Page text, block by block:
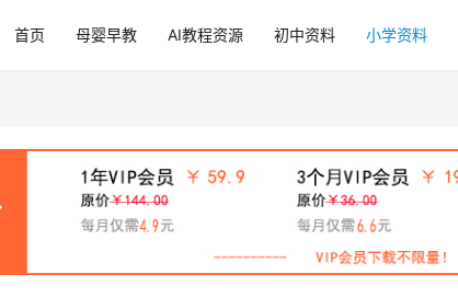
首页 母婴早教 AI教程资源 初中资料 小学资料